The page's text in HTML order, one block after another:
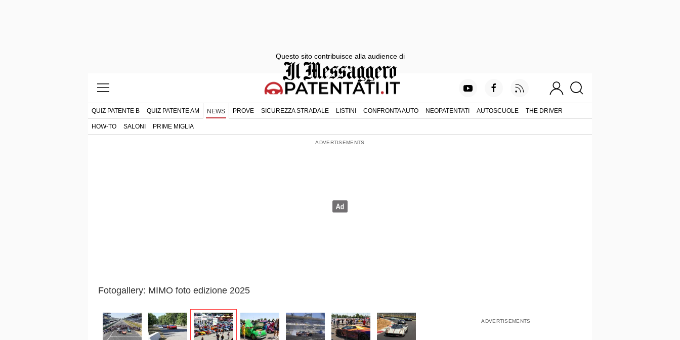
QUIZ PATENTE B QUIZ PATENTE AM NEWS PROVE SICUREZZA STRADALE LISTINI CONFRONTA AUTO NEOPATENTATI AUTOSCUOLE THE DRIVER
HOW-TO SALONI PRIME MIGLIA
Fotogallery: MIMO foto edizione 2025
Questo sito contribuisce alla audience di